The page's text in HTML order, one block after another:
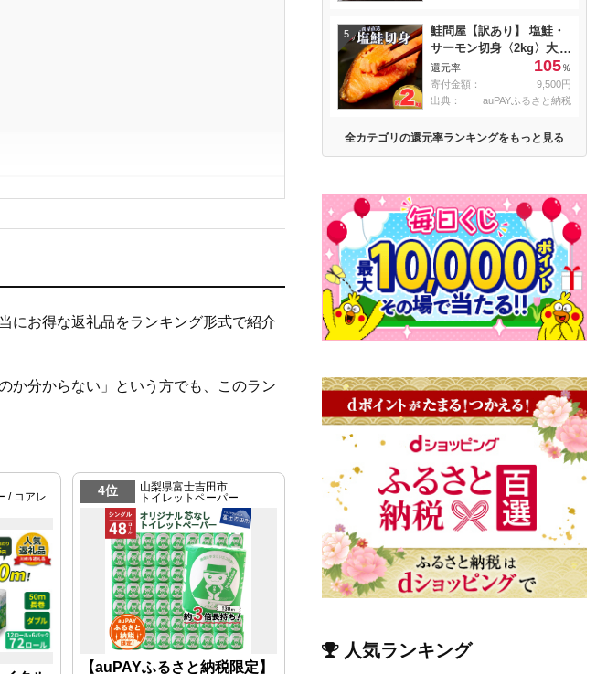
にお得な返礼品をランキング形式で紹介
か分からない」という方でも、このラン
/ コアレ
4位
山梨県富士吉田市
トイレットペーパー
【auPAYふるさと納税限定】
5
鮭問屋【訳あり】 塩鮭・
サーモン切身〈2kg〉大人
気 鮭 切り身 家計応援 不
揃い 鮭問屋直送
【MS03】
還元率 105％
寄付金額：
9,500円
出典：
auPAYふるさと納税
全カテゴリの還元率ランキングをもっと見る
人気ランキング